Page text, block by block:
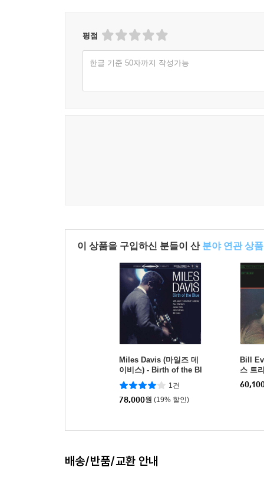
평점
한글 기준 50자까지 작성가능
이 상품을 구입하신 분들이 산 분야 연관 상품
Miles Davis (마일즈 데
이비스) - Birth of the Bl
ue [LP]
1건
78,000원 (19% 할인)
Bill
스 트
ms
배송/반품/교환 안내